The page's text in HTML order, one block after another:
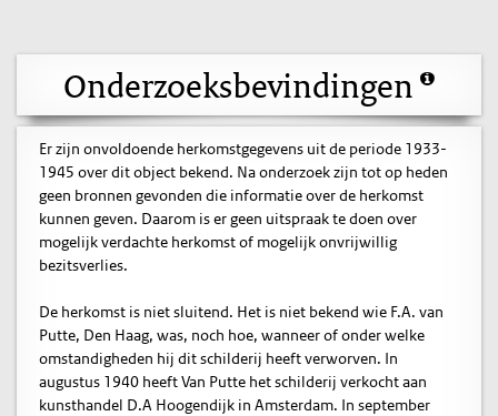
Onderzoeksbevindingen
Er zijn onvoldoende herkomstgegevens uit de periode 1933-
1945 over dit object bekend. Na onderzoek zijn tot op heden
geen bronnen gevonden die informatie over de herkomst
kunnen geven. Daarom is er geen uitspraak te doen over
mogelijk verdachte herkomst of mogelijk onvrijwillig
bezitsverlies.
De herkomst is niet sluitend. Het is niet bekend wie F.A. van
Putte, Den Haag, was, noch hoe, wanneer of onder welke
omstandigheden hij dit schilderij heeft verworven. In
augustus 1940 heeft Van Putte het schilderij verkocht aan
kunsthandel D.A Hoogendijk in Amsterdam. In september